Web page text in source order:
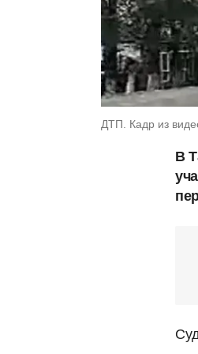
ДТП. Кадр из
В